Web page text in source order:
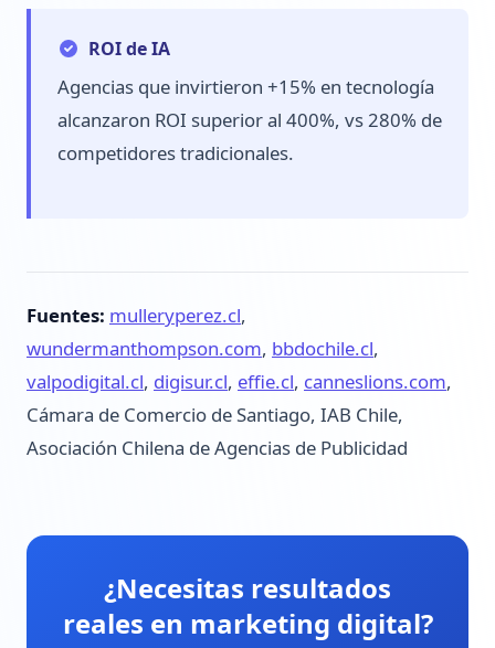
ROI de IA
Agencias que invirtieron +15% en tecnología
alcanzaron ROI superior al 400%, vs 280% de
competidores tradicionales.
Fuentes: mulleryperez.cl,
wundermanthompson.com, bbdochile.cl,
valpodigital.cl, digisur.cl, effie.cl, canneslions.com,
Cámara de Comercio de Santiago, IAB Chile,
Asociación Chilena de Agencias de Publicidad
¿Necesitas resultados
reales en marketing digital?